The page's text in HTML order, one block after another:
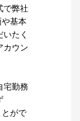
で弊社
基本
たく
カウン
宅勤務
とがで